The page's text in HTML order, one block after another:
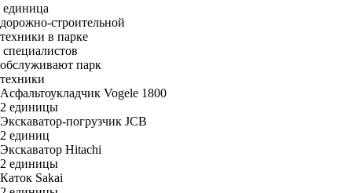
единица
дорожно-строительной
техники в парке
специалистов
обслуживают парк
техники
Асфальтоукладчик Vogele 1800
2 единицы
Экскаватор-погрузчик JCB
2 единиц
Экскаватор Hitachi
2 единицы
Каток Sakai